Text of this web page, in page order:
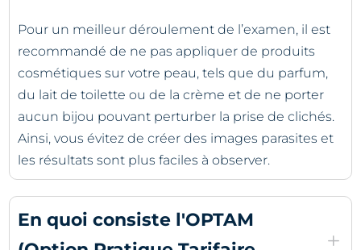
Pour un meilleur déroulement de l’examen, il est
recommandé de ne pas appliquer de produits
cosmétiques sur votre peau, tels que du parfum,
du lait de toilette ou de la crème et de ne porter
aucun bijou pouvant perturber la prise de clichés.
Ainsi, vous évitez de créer des images parasites et
les résultats sont plus faciles à observer.
En quoi consiste l'OPTAM
L